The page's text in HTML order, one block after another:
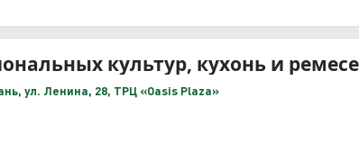
культур, кухонь и
ул. Ленина, 28, ТРЦ «Oasis Plaza»